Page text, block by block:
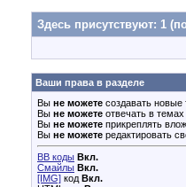
Здесь присутствуют: 1
Ваши права в разделе
Вы не можете создавать
Вы не можете отвечать в темах
Вы не можете прикреплять
Вы не можете редактировать
BB коды Вкл.
Смайлы Вкл.
[IMG] код Вкл.